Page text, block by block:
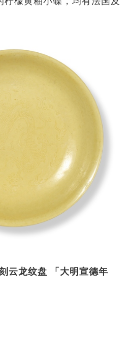
云龙纹盘 「大明宣德年